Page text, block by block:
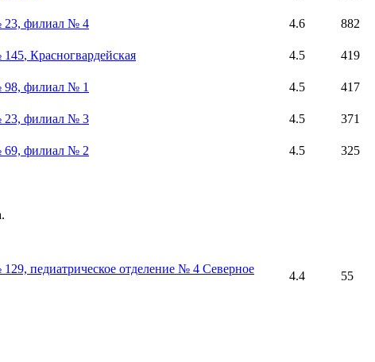
23, филиал № 4 4.6
882
145, Красногвардейская 4.5
419
98, филиал № 1 4.5
417
23, филиал № 3 4.5
371
69, филиал № 2 4.5 325
педиатрическое отделение № 4 Северное
4.4 55